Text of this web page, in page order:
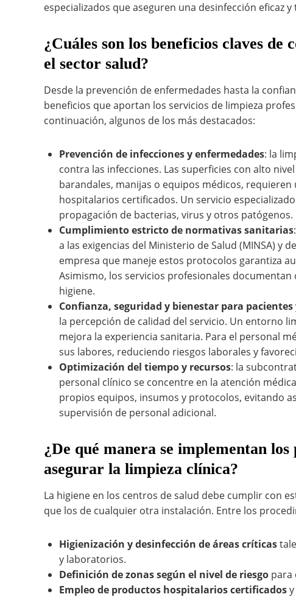
especializados que aseguren una desinfección eficaz
¿Cuáles son los beneficios claves
el sector salud?
Desde la prevención de enfermedades hasta la
beneficios que aportan los servicios de limpieza
continuación, algunos de los más destacados:
Prevención de infecciones y enfermedades: la
contra las infecciones. Las superficies con alto
barandales, manijas o equipos médicos,
hospitalarios certificados. Un servicio
propagación de bacterias, virus y otros patógenos.
Cumplimiento estricto de normativas sanitarias
a las exigencias del Ministerio de Salud (MINSA) y
empresa que maneje estos protocolos garantiza
Asimismo, los servicios profesionales
higiene.
Confianza, seguridad y bienestar para pacientes
la percepción de calidad del servicio. Un entorno
mejora la experiencia sanitaria. Para el personal
sus labores, reduciendo riesgos laborales y
Optimización del tiempo y recursos: la
personal clínico se concentre en la atención
propios equipos, insumos y protocolos, evitando
supervisión de personal adicional.
¿De qué manera se implementan
asegurar la limpieza clínica?
La higiene en los centros de salud debe cumplir con
que los de cualquier otra instalación. Entre los
Higienización y desinfección de áreas críticas
y laboratorios.
Definición de zonas según el nivel de riesgo para
Empleo de productos hospitalarios certificados